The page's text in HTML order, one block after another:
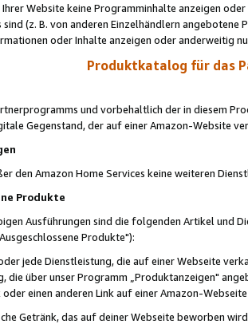
Website keine Programminhalte anzeigen
(z. B. von anderen Einzelhändlern
oder Inhalte anzeigen oder anderweitig
Produktkatalog für das
und vorbehaltlich der in diesem
Gegenstand, der auf einer Amazon-Website
den Amazon Home Services keine weiteren
Produkte
Ausführungen sind die folgenden Artikel und
Produkte"):
jede Dienstleistung, die auf einer Webseite
die über unser Programm „Produktanzeigen"
einen anderen Link auf einer Amazon-
Getränk, das auf deiner Webseite beworben